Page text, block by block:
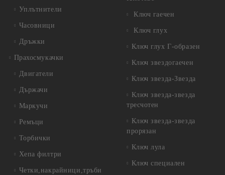
Уплътнители
Часовници
Дръжки
Прахосмукачки
Двигатели
Държачи
Маркучи
Ремъци
Торбички
Хепа филтри
Четки,накрайници,тръби
Ключ гаечен
Ключ глух
Ключ глух Г-образен
Ключ звездогаечен
Ключ звезда-Звезда
Ключ звезда-звезда
тресчотен
Ключ звезда-звезда
прорязан
Ключ лула
Ключ специален